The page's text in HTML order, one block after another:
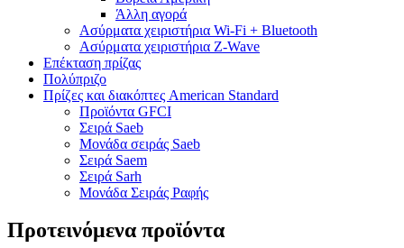
Άλλη αγορά
Ασύρματα χειριστήρια Wi-Fi + Bluetooth
Ασύρματα χειριστήρια Z-Wave
Επέκταση πρίζας
Πολύπριζο
Πρίζες και διακόπτες American Standard
Προϊόντα GFCI
Σειρά Saeb
Μονάδα σειράς Saeb
Σειρά Saem
Σειρά Sarh
Μονάδα Σειράς Ραφής
Προτεινόμενα προϊόντα